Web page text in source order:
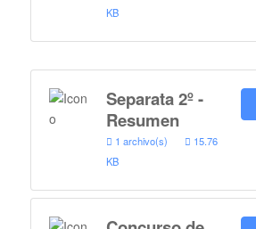
KB
Separata 2º -
Resumen
1 archivo(s)
15.76
KB